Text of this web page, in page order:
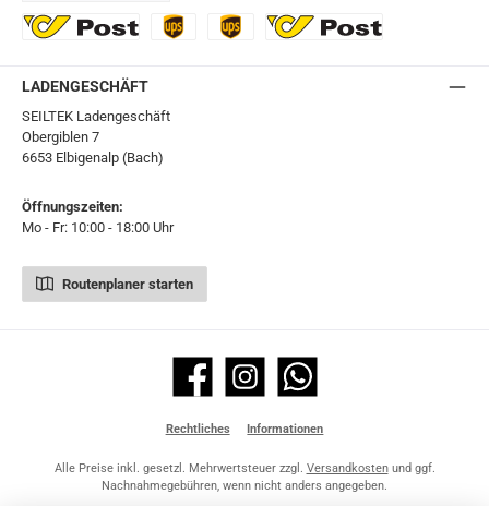
LADENGESCHÄFT
SEILTEK Ladengeschäft
Obergiblen 7
6653 Elbigenalp (Bach)
Öffnungszeiten:
Mo - Fr: 10:00 - 18:00 Uhr
Routenplaner starten
Facebook Instagram WhatsApp
Rechtliches Informationen
Alle Preise inkl. gesetzl. Mehrwertsteuer zzgl. Versandkostenund ggf.
Nachnahmegebühren, wenn nicht anders angegeben.